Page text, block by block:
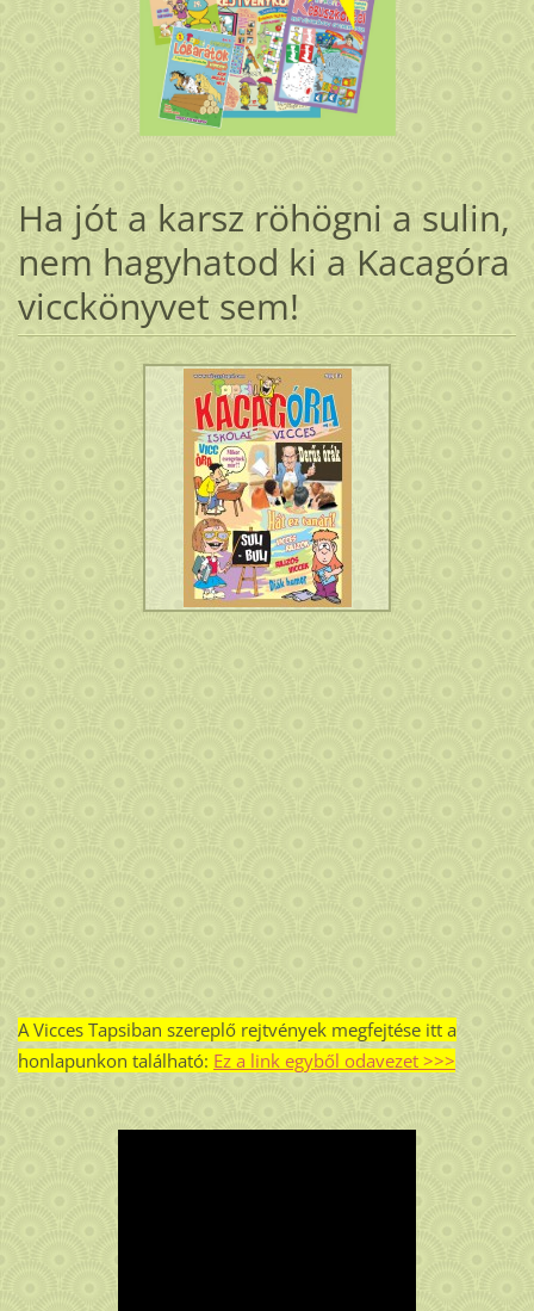
Ha jót a karsz röhögni a sulin,
nem hagyhatod ki a Kacagóra
vicckönyvet sem!
A Vicces Tapsiban szereplő rejtvények megfejtése itt a
honlapunkon található: Ez a link egyből odavezet >>>